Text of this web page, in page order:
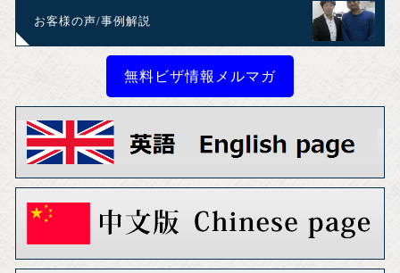
お客様の声/事例解説
無料ビザ情報メルマガ